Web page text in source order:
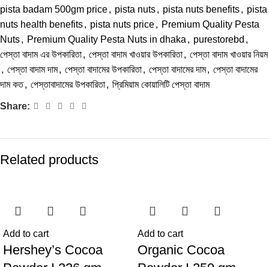
pista badam 500gm price, pista nuts, pista nuts benefits, pista
nuts health benefits, pista nuts price, Premium Quality Pesta
Nuts, Premium Quality Pesta Nuts in dhaka , purestorebd ,
পেস্তা বাদাম এর উপকারিতা, পেস্তা বাদাম খাওয়ার উপকারিতা, পেস্তা বাদাম খাওয়ার নিয়ম
, পেস্তা বাদাম দাম, পেস্তা বাদামের উপকারিতা, পেস্তা বাদামের দাম, পেস্তা বাদামের
দাম কত, পেস্তাবাদামের উপকারিতা, প্রিমিয়াম কোয়ালিটি পেস্তা বাদাম
Share:
Related products
Add to cart
Hershey’s Cocoa
Add to cart
Organic Cocoa